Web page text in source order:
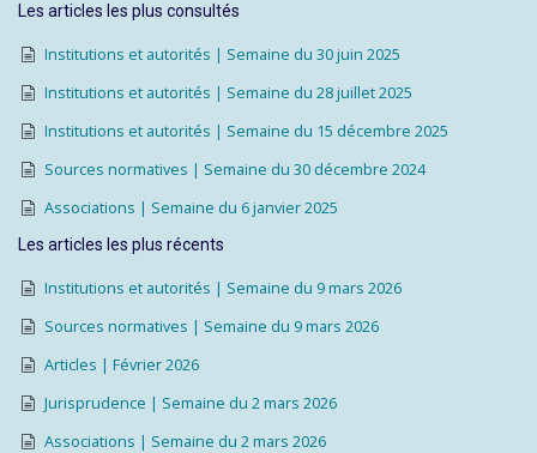
Les articles les plus consultés
Institutions et autorités | Semaine du 30 juin 2025
Institutions et autorités | Semaine du 28 juillet 2025
Institutions et autorités | Semaine du 15 décembre 2025
Sources normatives | Semaine du 30 décembre 2024
Associations | Semaine du 6 janvier 2025
Les articles les plus récents
Institutions et autorités | Semaine du 9 mars 2026
Sources normatives | Semaine du 9 mars 2026
Articles | Février 2026
Jurisprudence | Semaine du 2 mars 2026
Associations | Semaine du 2 mars 2026